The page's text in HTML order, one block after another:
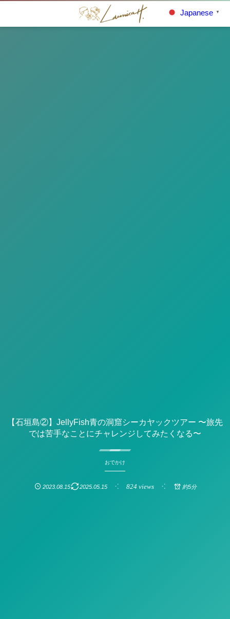
【石垣島②】JellyFish青の洞窟シーカヤックツアー 〜旅先
では苦手なことにチャレンジしてみたくなる〜
おでかけ
2023.08.15 2025.05.15 824 views 約5分
Japanese ▼